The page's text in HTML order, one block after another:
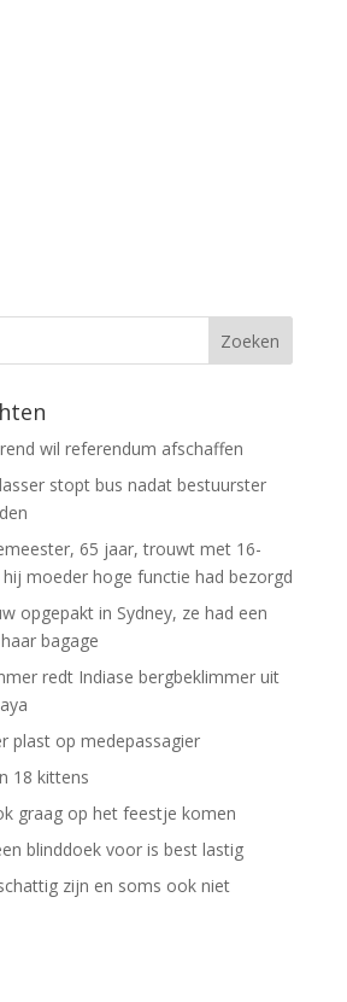
wil referendum afschaffen
stopt bus nadat bestuurster
65 jaar, trouwt met 16-
moeder hoge functie had bezorgd
opgepakt in Sydney, ze had een
bagage
redt Indiase bergbeklimmer uit
plast op medepassagier
18 kittens
graag op het feestje komen
blinddoek voor is best lastig
zijn en soms ook niet